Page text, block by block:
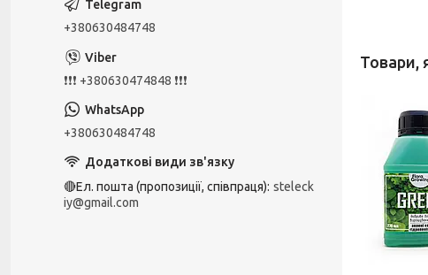
+380630484748
❗❗❗ +380630474848 ❗❗❗
+380630484748
🔴Ел. пошта (пропозиції, співпраця) steleck
iy@gmail.com